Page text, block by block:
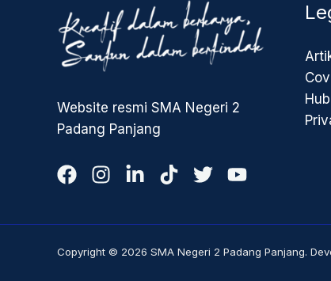
Website resmi SMA Negeri 2
Padang Panjang
Copyright © 2026 SMA Negeri 2 Padang Panjang.